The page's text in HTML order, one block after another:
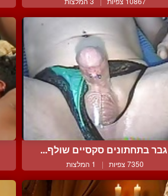
גבר בתחתונים סקסיים שולף...
7350 צפיות | 1 המלצות